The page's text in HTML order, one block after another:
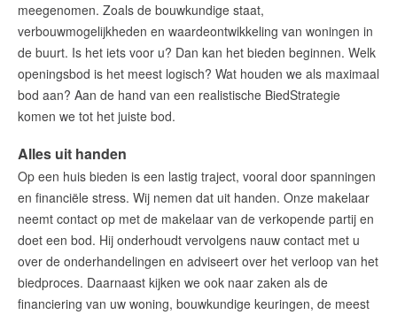
Tevreden? Ontvang een dinercheque!
Uw huis verhuren
Onze diensten
Woning Waarde Adviesdagen
De waarde van uw woning
De Amsterdamse woningmarkt
verandert
meegenomen. Zoals de bouwkundige staat,
verbouwmogelijkheden en waardeontwikkeling van woningen in
de buurt. Is het iets voor u? Dan kan het bieden beginnen. Welk
openingsbod is het meest logisch? Wat houden we als maximaal
bod aan? Aan de hand van een realistische BiedStrategie
komen we tot het juiste bod.
Alles uit handen
Op een huis bieden is een lastig traject, vooral door spanningen
en financiële stress. Wij nemen dat uit handen. Onze makelaar
neemt contact op met de makelaar van de verkopende partij en
doet een bod. Hij onderhoudt vervolgens nauw contact met u
over de onderhandelingen en adviseert over het verloop van het
biedproces. Daarnaast kijken we ook naar zaken als de
financiering van uw woning, bouwkundige keuringen, de meest